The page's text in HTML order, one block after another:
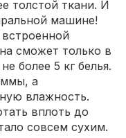
толстой ткани. И
машине!
сможет только в
более 5 кг белья.
а
влажность.
вплоть до
совсем сухим.